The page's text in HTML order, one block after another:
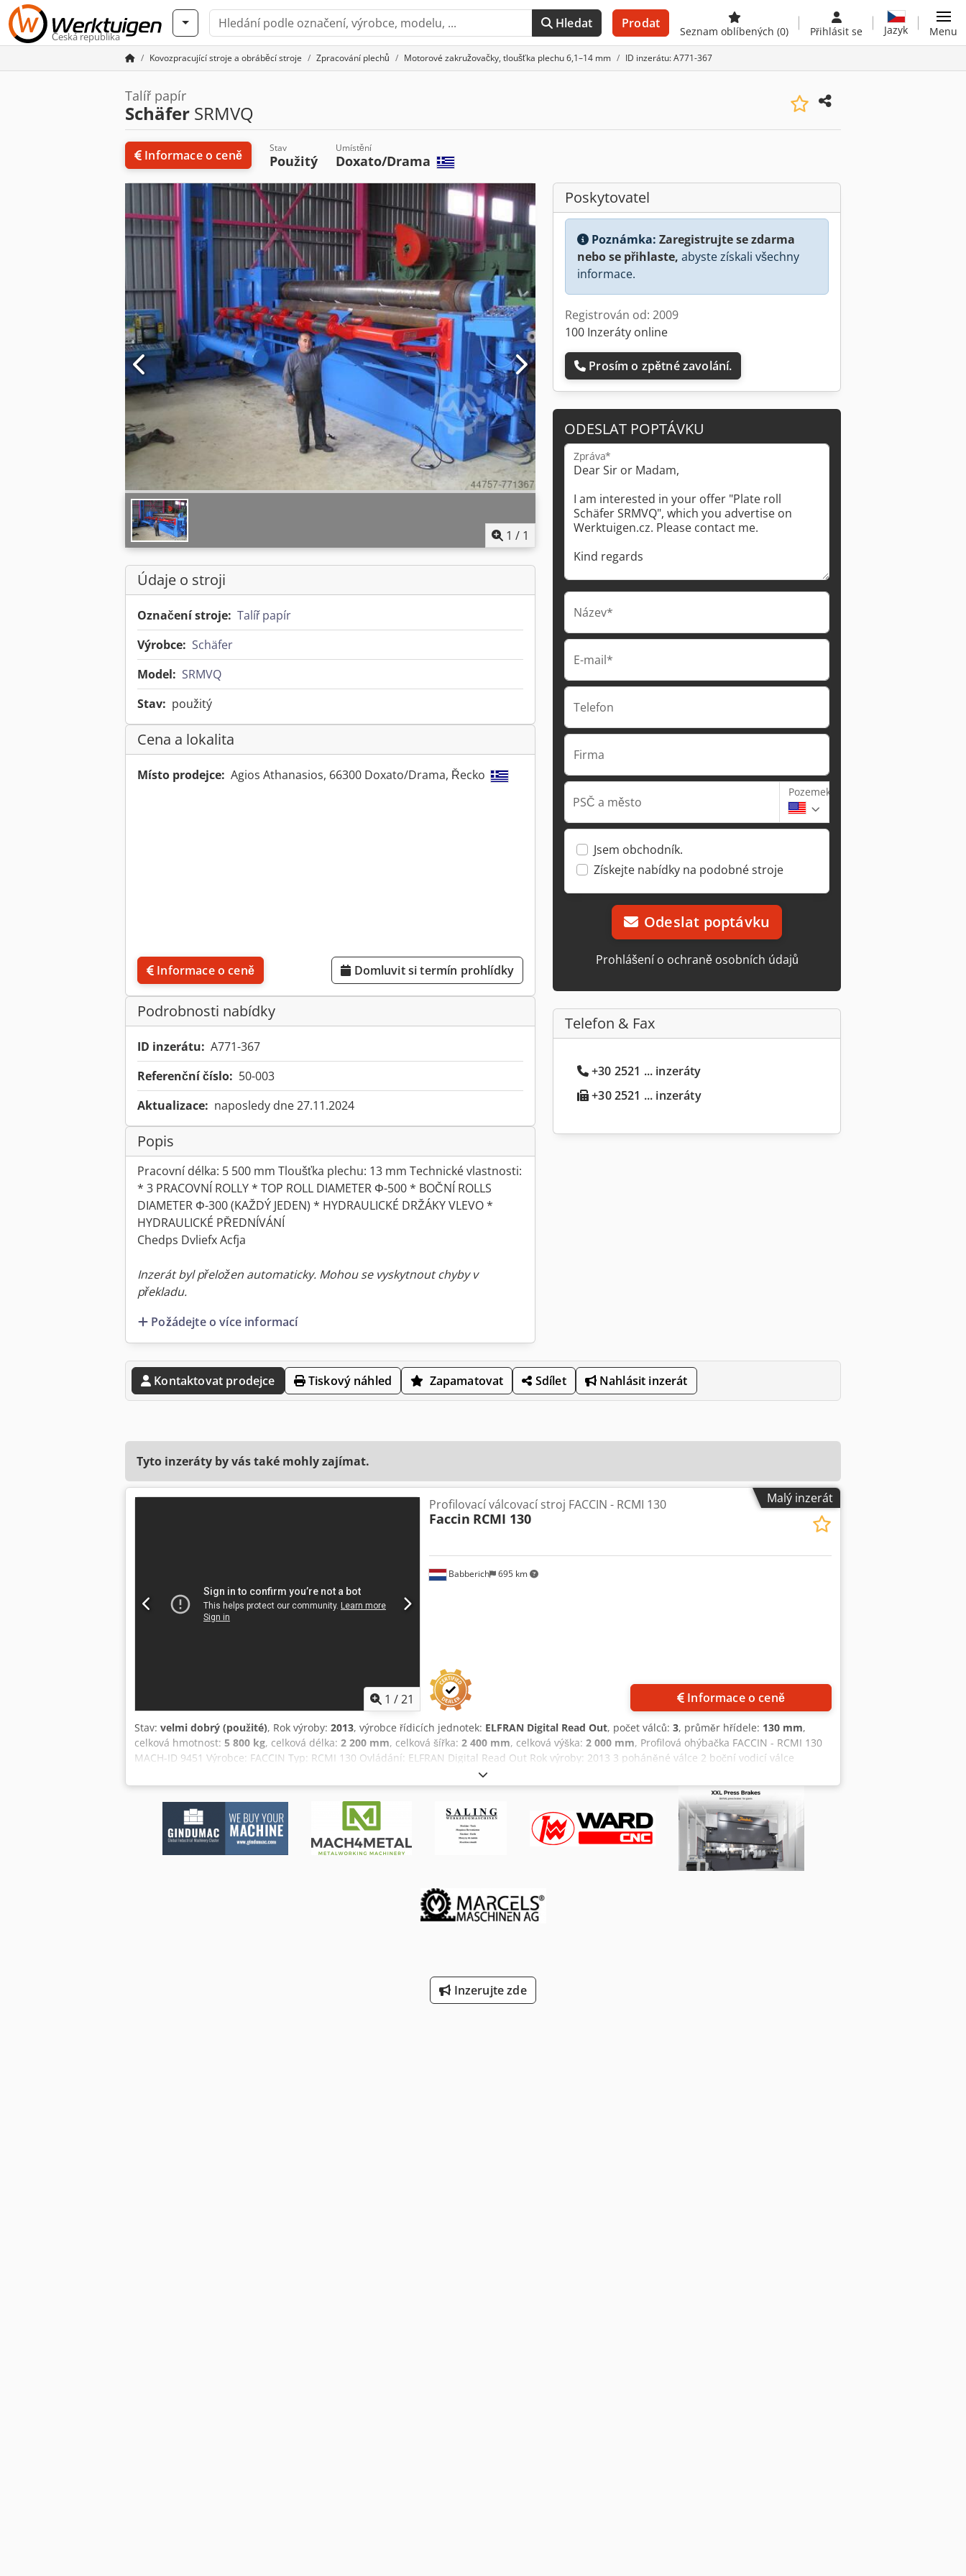
Česká republika
Hledat Prodat
Seznam oblíbených (0) Přihlásit se Jazyk Menu
Kovozpracující stroje a obráběcí stroje Zpracování plechů Motorové zakružovačky, tloušťka plechu 6,1–14 mm ID inzerátu: A771-367
Talíř papír
Schäfer SRMVQ
Informace o ceně Stav
Použitý
Umístění
Doxato/Drama
Požádat o více obrázků
1 / 1
Údaje o stroji
Označení stroje: Talíř papír
Výrobce: Schäfer
Model: SRMVQ
Stav: použitý
Cena a lokalita
Místo prodejce: Agios Athanasios, 66300 Doxato/Drama, Řecko
Informace o ceně Domluvit si termín prohlídky
Podrobnosti nabídky
ID inzerátu: A771-367
Referenční číslo: 50-003
Aktualizace: naposledy dne 27.11.2024
Popis
Pracovní délka: 5 500 mm Tloušťka plechu: 13 mm Technické vlastnosti:
* 3 PRACOVNÍ ROLLY * TOP ROLL DIAMETER Φ-500 * BOČNÍ ROLLS
DIAMETER Φ-300 (KAŽDÝ JEDEN) * HYDRAULICKÉ DRŽÁKY VLEVO *
HYDRAULICKÉ PŘEDNÍVÁNÍ
Chedps Dvliefx Acfja
Inzerát byl přeložen automaticky. Mohou se vyskytnout chyby v
překladu.
Požádejte o více informací
Poskytovatel
Poznámka: Zaregistrujte se zdarma
nebo se přihlaste, abyste získali všechny
informace.
Registrován od: 2009
100 Inzeráty online
Prosím o zpětné zavolání.
ODESLAT POPTÁVKU
Zpráva*
Název*
E-mail*
Telefon
Firma
PSČ a město
Pozemek
Jsem obchodník.
Získejte nabídky na podobné stroje
Odeslat poptávku
Prohlášení o ochraně osobních údajů
Telefon & Fax
+30 2521 ... inzeráty
+30 2521 ... inzeráty
Kontaktovat prodejce Tiskový náhled Zapamatovat Sdílet Nahlásit inzerát
Tyto inzeráty by vás také mohly zajímat.
Malý inzerát
1 /21
Babberich 695 km
Profilovací válcovací stroj FACCIN - RCMI 130
Faccin RCMI 130
Informace o ceně
Stav: velmi dobrý (použité), Rok výroby: 2013, výrobce řídicích jednotek: ELFRAN Digital Read Out, počet válců: 3, průměr hřídele: 130 mm,
celková hmotnost: 5 800 kg, celková délka: 2 200 mm, celková šířka: 2 400 mm, celková výška: 2 000 mm, Profilová ohýbačka FACCIN - RCMI 130
MACH-ID 9451 Výrobce: FACCIN Typ: RCMI 130 Ovládání: ELFRAN Digital Read Out Rok výroby: 2013 3 poháněné válce 2 boční vodicí válce
Digitální zobrazení polohy válců Sada kalených univerzálních válců Sada kalených profilových válců Horizontální a Vertikální provoz Průměr osy:
130 mm Počet válců: 3 Kapacita pro plochou ocel: 240 x 30 x 1000 mm Chjdpfoyrq Dvjx Acfsa Kapacita pro trubku: 140 x 5 x 1500 mm (průměr)
Kapacita pro plný materiál: 80 x 80 x 900 mm Kapacita pro T-profily: 140 x 15 x 1400 mm Kapacita pro HEA profily: 160 x 1700 mm Pracovní
rychlost: 0 – 6000 mm/min Boční podpěry: 2x hydraulická boční ramena Délka: 2200 mm Šířka: 2400 mm Výška: 2000 mm Hmotnost: 5800 kg
Upozornění: Informace na této stránce byly poskytnuty podle našeho nejlepšího vědomí a svědomí a pokud možno od výrobce. Informace jsou
poskytovány v dobré víře, jejich přesnost však nelze zaručit. Nepředstavují tedy žádné záruky ani smluvní podmínky. Doporučujeme ověřit
Inzerujte zde